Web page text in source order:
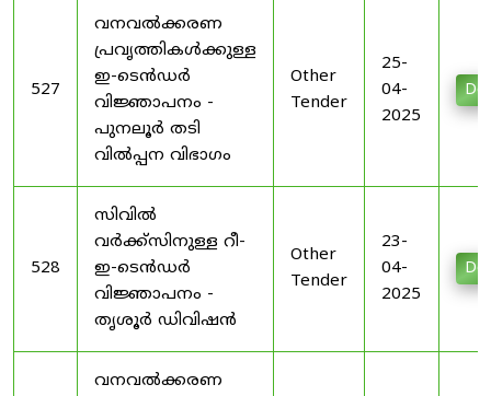
527
വനവൽക്കരണ
പ്രവൃത്തികൾക്കുള്ള
ഇ-ടെൻഡർ
വിജ്ഞാപനം -
പുനലൂർ തടി
വിൽപ്പന വിഭാഗം
Other
Tender
25-
04-
2025
528
സിവിൽ
വർക്ക്സിനുള്ള റീ-
ഇ-ടെൻഡർ
വിജ്ഞാപനം -
തൃശൂർ ഡിവിഷൻ
Other
Tender
23-
04-
2025
വനവൽക്കരണ